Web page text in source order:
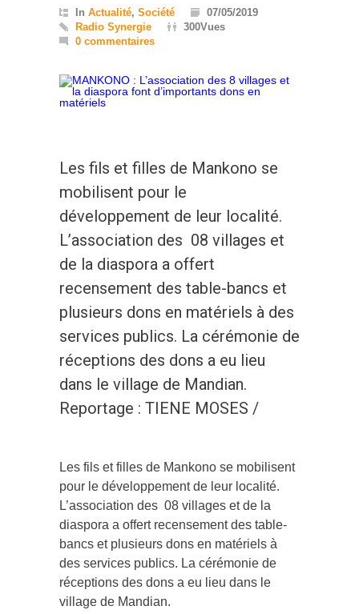
In Actualité, Société
07/05/2019
Radio Synergie
300Vues
0 commentaires
Les fils et filles de Mankono se
mobilisent pour le
développement de leur localité.
L’association des 08 villages et
de la diaspora a offert
recensement des table-bancs et
plusieurs dons en matériels à des
services publics. La cérémonie de
réceptions des dons a eu lieu
dans le village de Mandian.
Reportage : TIENE MOSES /
Les fils et filles de Mankono se mobilisent
pour le développement de leur localité.
L’association des 08 villages et de la
diaspora a offert recensement des table-
bancs et plusieurs dons en matériels à
des services publics. La cérémonie de
réceptions des dons a eu lieu dans le
village de Mandian.